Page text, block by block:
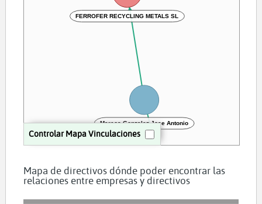
Controlar Mapa Vinculaciones
FERROFER RECYCLING METALS SL
Marcos Gonzalez Jose Antonio
Mapa de directivos dónde poder encontrar las
relaciones entre empresas y directivos